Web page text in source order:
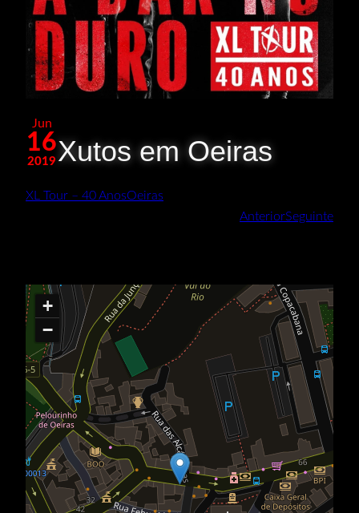
Jun
16
2019 Xutos em Oeiras
XL Tour – 40 AnosOeiras
AnteriorSeguinte
+
−